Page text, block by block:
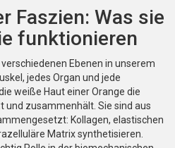
Faszien: Was sie
funktionieren
Ebenen in unserem
jedes Organ und jede
weiße Haut einer Orange die
zusammenhält. Sie sind aus
Kollagen, elastischen
Matrix synthetisieren.